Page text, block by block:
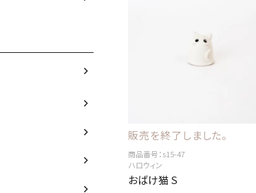
販売を終了しました。
商品番号：s15-47
ハロウィン
おばけ猫 S